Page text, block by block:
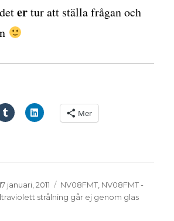
ertur att ställa frågan och
Mer
januari, 2011 Kategorier
NV08FMT, NV08FMT -
strålning går ej genom glas